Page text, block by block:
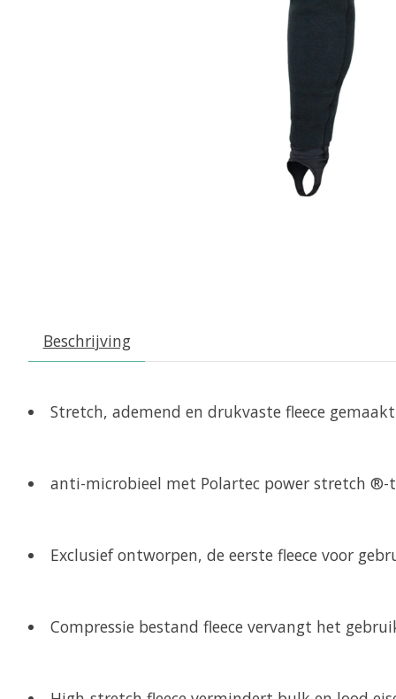
Beschrijving
Stretch, ademend en drukvaste fleece
anti-microbieel met Polartec power stretch ®-
Exclusief ontworpen, de eerste fleece voor
Compressie bestand fleece vervangt het